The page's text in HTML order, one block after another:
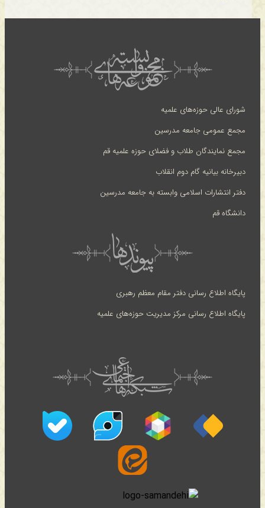
شورای عالی حوزه‌های علمیه
مجمع عمومی جامعه مدرسین
مجمع نمایندگان طلاب و فضلای حوزه علمیه قم
دبیرخانه بیانیه گام دوم انقلاب
دفتر انتشارات اسلامی وابسته به جامعه مدرسین
دانشگاه قم
پایگاه اطلاع رسانی دفتر مقام معظم رهبری
پایگاه اطلاع رسانی مرکز مدیریت حوزه‌های علمیه